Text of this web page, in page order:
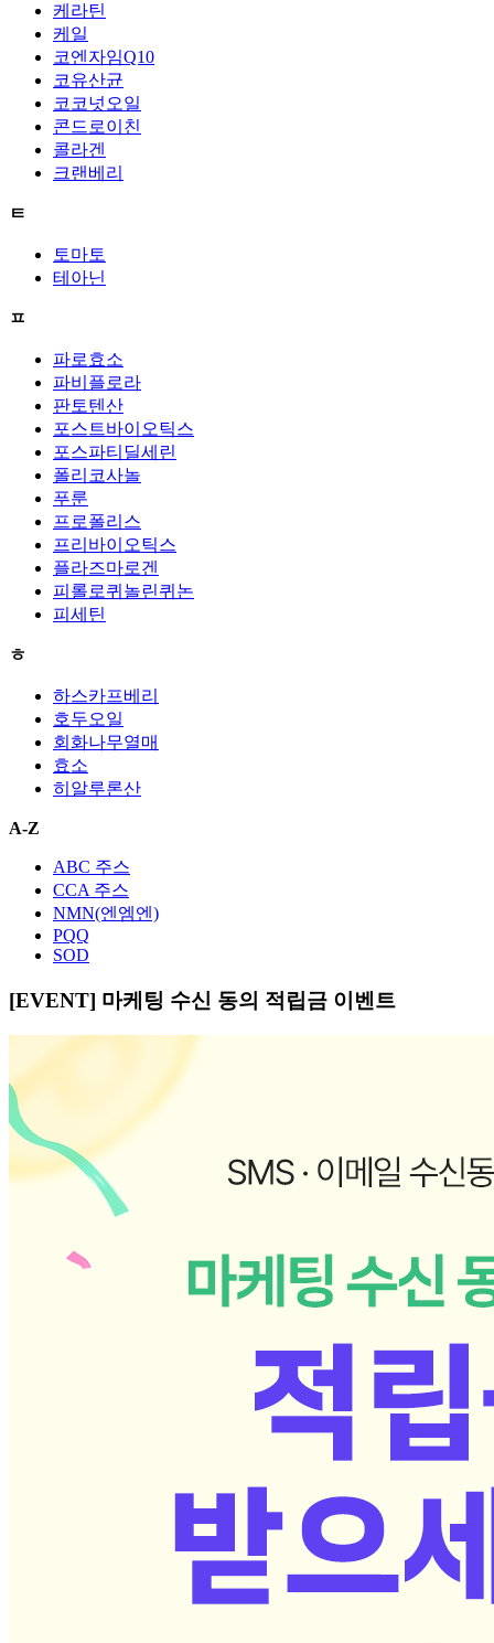
케라틴
케일
코엔자임Q10
코유산균
코코넛오일
콘드로이친
콜라겐
크랜베리
ㅌ
토마토
테아닌
ㅍ
파로효소
파비플로라
판토텐산
포스트바이오틱스
포스파티딜세린
폴리코사놀
푸룬
프로폴리스
프리바이오틱스
플라즈마로겐
피롤로퀴놀린퀴논
피세틴
ㅎ
하스카프베리
호두오일
회화나무열매
효소
히알루론산
A-Z
ABC 주스
CCA 주스
NMN(엔엠엔)
PQQ
SOD
[EVENT] 마케팅 수신 동의 적립금 이벤트